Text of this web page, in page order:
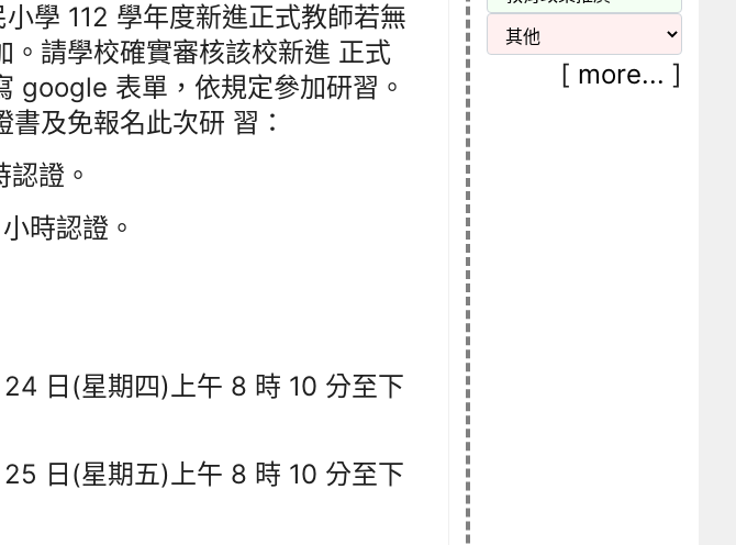
學 112 學年度新進正式教師若無
。請學校確實審核該校新進 正式
google 表單，依規定參加研習。
及免報名此次研 習：
證。
時認證。
日(星期四)上午 8 時 10 分至下
日(星期五)上午 8 時 10 分至下
[ more... ]